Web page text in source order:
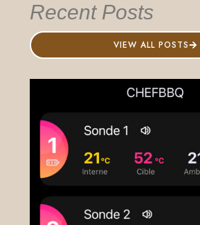
Recent Posts
VIEW ALL POSTS